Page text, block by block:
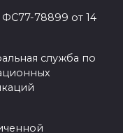
78899 от 14
служба по